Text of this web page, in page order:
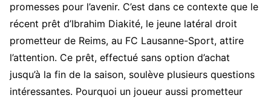
promesses pour l’avenir. C’est dans ce contexte que le
récent prêt d’Ibrahim Diakité, le jeune latéral droit
prometteur de Reims, au FC Lausanne-Sport, attire
l’attention. Ce prêt, effectué sans option d’achat
jusqu’à la fin de la saison, soulève plusieurs questions
intéressantes. Pourquoi un joueur aussi prometteur